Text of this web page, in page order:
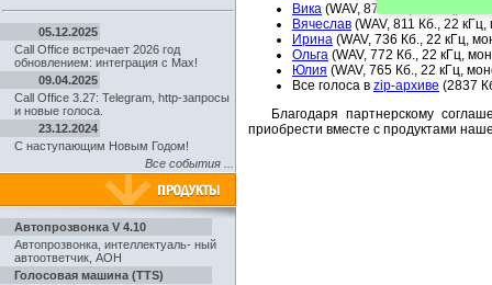
05.12.2025
Call Office встречает 2026 год
обновлением: интеграция с Max!
09.04.2025
Call Office 3.27: Telegram, http-запросы
и новые голоса.
23.12.2024
С наступающим Новым Годом!
Все события ...
Автопрозвонка V 4.10
Автопрозвонка интеллектуаль- ный
автоответчик, АОН
Голосовая машина (TTS)
Вика (WAV, 876 Кб., 22 кГц,
Вячеслав (WAV, 811 Кб., 22
Ирина (WAV, 736 Кб., 22 кГц,
Ольга (WAV, 772 Кб., 22 кГц,
Юлия (WAV, 765 Кб., 22 кГц,
Все голоса в zip-архиве (2837
Благодаря партнерскому
приобрести вместе с продуктами